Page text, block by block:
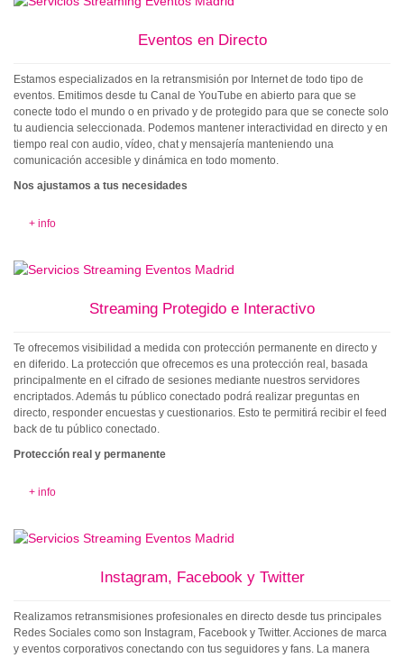
Eventos en Directo
Estamos especializados en la retransmisión por Internet de todo tipo de
eventos. Emitimos desde tu Canal de YouTube en abierto para que se
conecte todo el mundo o en privado y de protegido para que se conecte solo
tu audiencia seleccionada. Podemos mantener interactividad en directo y en
tiempo real con audio, vídeo, chat y mensajería manteniendo una
comunicación accesible y dinámica en todo momento.
Nos ajustamos a tus necesidades
+ info
Streaming Protegido e Interactivo
Te ofrecemos visibilidad a medida con protección permanente en directo y
en diferido. La protección que ofrecemos es una protección real, basada
principalmente en el cifrado de sesiones mediante nuestros servidores
encriptados. Además tu público conectado podrá realizar preguntas en
directo, responder encuestas y cuestionarios. Esto te permitirá recibir el feed
back de tu público conectado.
Protección real y permanente
+ info
Instagram, Facebook y Twitter
Realizamos retransmisiones profesionales en directo desde tus principales
Redes Sociales como son Instagram, Facebook y Twitter. Acciones de marca
y eventos corporativos conectando con tus seguidores y fans. La manera